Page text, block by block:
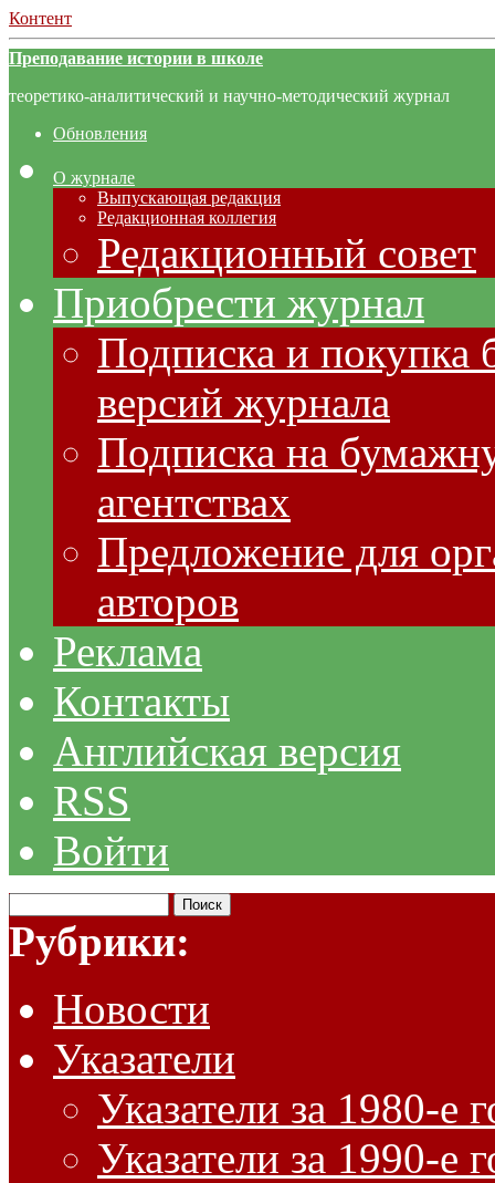
Контент
Преподавание истории в школе
теоретико-аналитический и научно-методический журнал
Обновления
О журнале
Выпускающая редакция
Редакционная коллегия
Редакционный совет
Приобрести журнал
Подписка и покупка
версий журнала
Подписка на
агентствах
Предложение для
авторов
Реклама
Контакты
Английская версия
RSS
Войти
Рубрики:
Новости
Указатели
Указатели за 1980-е
Указатели за 1990-е